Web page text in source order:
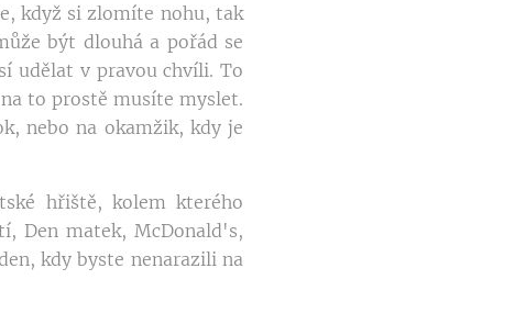
když si zlomíte nohu, tak
být dlouhá a pořád se
udělat v pravou chvíli. To
to prostě musíte myslet.
nebo na okamžik, kdy je
hřiště, kolem kterého
Den matek, McDonald's,
kdy byste nenarazili na